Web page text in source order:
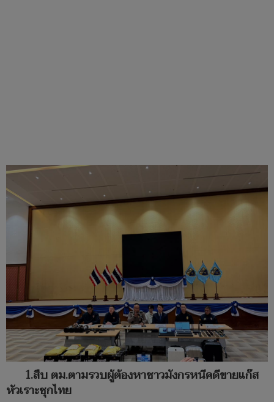
1.สืบ ตม.ตามรวบผู้ต้องหาชาวมังกรหนีคดีขายแก๊ส
หัวเราะซุกไทย